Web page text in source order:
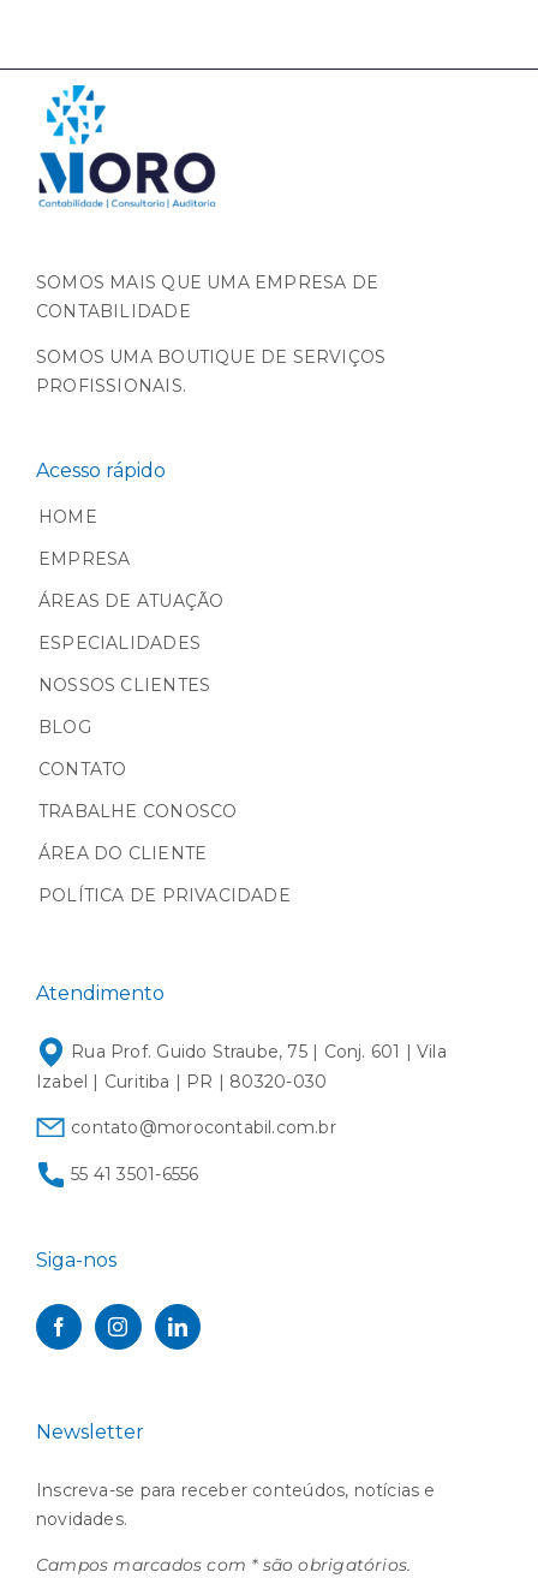
SOMOS MAIS QUE UMA EMPRESA DE
CONTABILIDADE
SOMOS UMA BOUTIQUE DE SERVIÇOS
PROFISSIONAIS.
Acesso rápido
HOME
EMPRESA
ÁREAS DE ATUAÇÃO
ESPECIALIDADES
NOSSOS CLIENTES
BLOG
CONTATO
TRABALHE CONOSCO
ÁREA DO CLIENTE
POLÍTICA DE PRIVACIDADE
Atendimento
Rua Prof. Guido Straube, 75 | Conj. 601 | Vila
Izabel | Curitiba | PR | 80320-030
contato@morocontabil.com.br
55 41 3501-6556
Siga-nos
Newsletter
Inscreva-se para receber conteúdos, notícias e
novidades.
Campos marcados com * são obrigatórios.